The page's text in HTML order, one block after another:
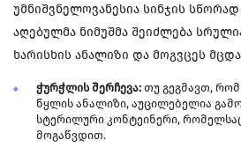
უმნიშვნელოვანესია სინჯის
აღებულმა ნიმუშმა შეიძლება
ხარისხის ანალიზი და მოგვცეს
ჭურჭლის შერჩევა: თუ გეგმავთ,
წყლის ანალიზი, აუცილებელია
სტერილური კონტეინერი,
მოგაწვდით.